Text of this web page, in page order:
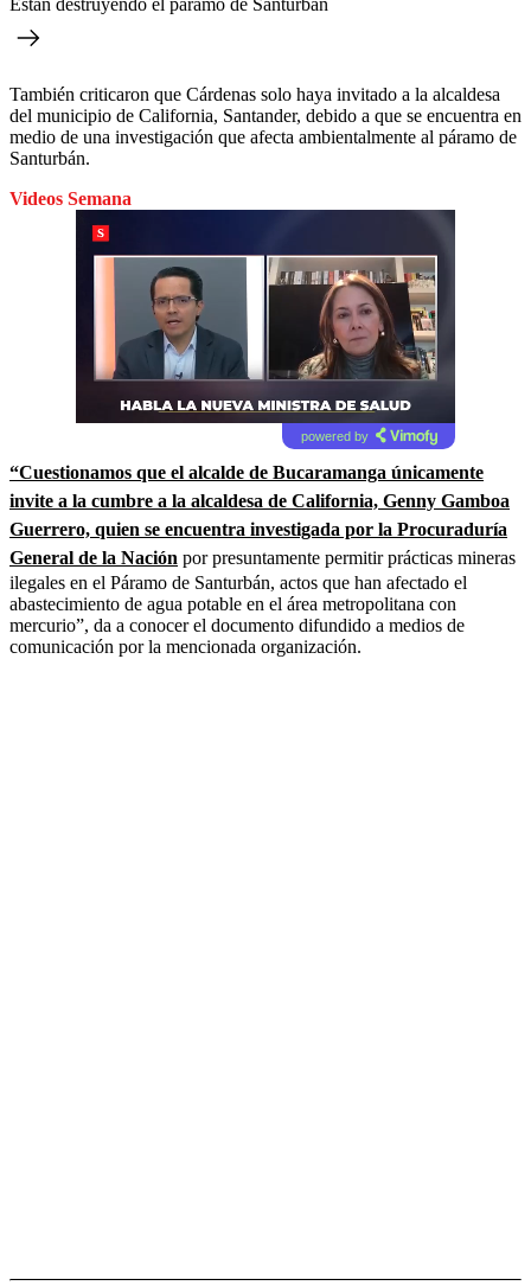
También criticaron que Cárdenas solo haya invitado a la alcaldesa
del municipio de California, Santander, debido a que se encuentra en
medio de una investigación que afecta ambientalmente al páramo de
Santurbán.
Videos Semana
powered by
“Cuestionamos que el alcalde de Bucaramanga únicamente
invite a la cumbre a la alcaldesa de California, Genny Gamboa
Guerrero, quien se encuentra investigada por la Procuraduría
General de la Nación por presuntamente permitir prácticas mineras
ilegales en el Páramo de Santurbán, actos que han afectado el
abastecimiento de agua potable en el área metropolitana con
mercurio”, da a conocer el documento difundido a medios de
comunicación por la mencionada organización.